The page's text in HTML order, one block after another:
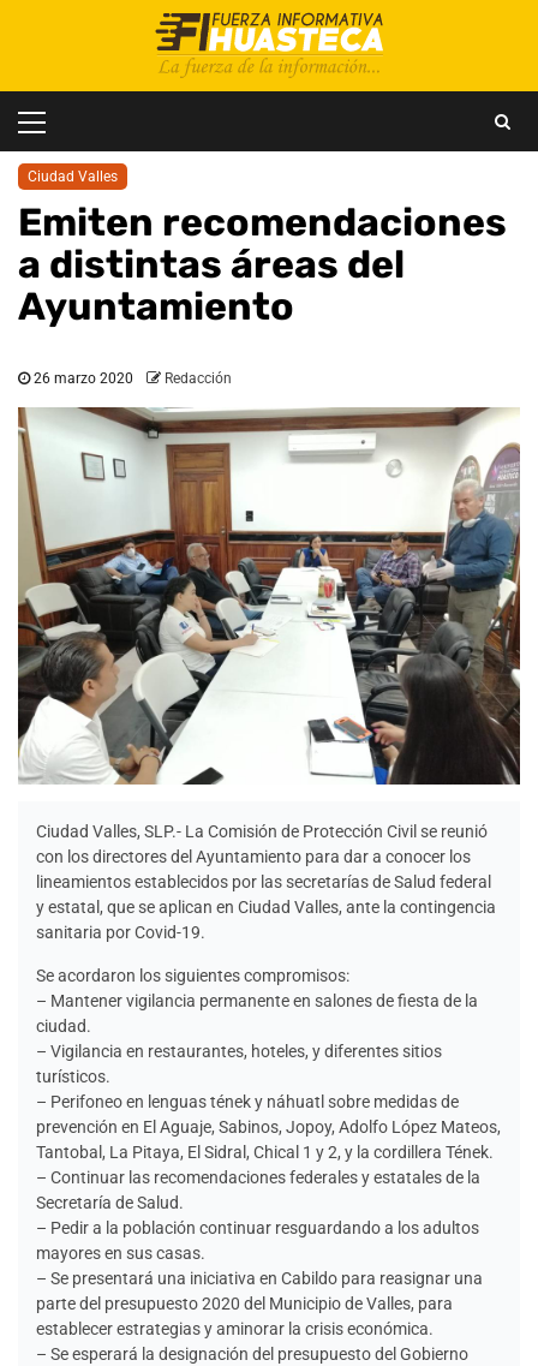
principal
Ciudad Valles
Emiten recomendaciones
a distintas áreas del
Ayuntamiento
26 marzo 2020 Redacción
Ciudad Valles, SLP.- La Comisión de Protección Civil se reunió
con los directores del Ayuntamiento para dar a conocer los
lineamientos establecidos por las secretarías de Salud federal
y estatal, que se aplican en Ciudad Valles, ante la contingencia
sanitaria por Covid-19.
Se acordaron los siguientes compromisos:
– Mantener vigilancia permanente en salones de fiesta de la
ciudad.
– Vigilancia en restaurantes, hoteles, y diferentes sitios
turísticos.
– Perifoneo en lenguas tének y náhuatl sobre medidas de
prevención en El Aguaje, Sabinos, Jopoy, Adolfo López Mateos,
Tantobal, La Pitaya, El Sidral, Chical 1 y 2, y la cordillera Tének.
– Continuar las recomendaciones federales y estatales de la
Secretaría de Salud.
– Pedir a la población continuar resguardando a los adultos
mayores en sus casas.
– Se presentará una iniciativa en Cabildo para reasignar una
parte del presupuesto 2020 del Municipio de Valles, para
establecer estrategias y aminorar la crisis económica.
– Se esperará la designación del presupuesto del Gobierno